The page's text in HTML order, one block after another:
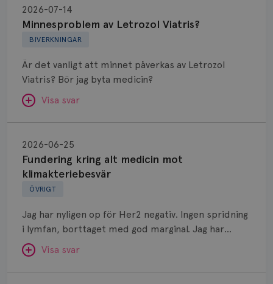
BIVERKNINGAR
Minnesproblem av Letrozol Viatris?
2026-07-14
Är det vanligt att minnet påverkas av Letrozol
Viatris? Bör jag byta medicin?
Visa svar
SVAR:
Hej. Oavsett vilken hormonsänkande behandling
(men även cytostatika) man får så kan en del
uppleva negativ påverkan på minnet. Prata din
märke eller annan aromatashämmare. Det kan ofta
vara bra att ha en paus först, för att se att
besvären blir bättre, men bäst är att prata med
Letrozol
Viatris?
ÖVRIGT
Fundering kring alt medicin mot
klimakteriebesvär
2026-06-25
Jag har nyligen op för Her2 negativ. Ingen spridning
i lymfan, borttaget med god marginal. Jag har
genomgått en 5 dagars strålning och är färdig
behandlad. Efter att jag nu slutat med östrogen-
lenzetto, har klimakteriebesvären kommit med
Visa svar
kring
medicin